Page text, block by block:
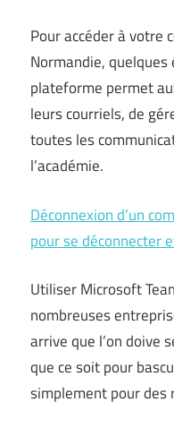
Pour accéder à votre
Normandie,
plateforme permet
leurs courriels, de
toutes les
l’académie.
Déconnexion d’un
pour se déconnecter
Utiliser Microsoft
nombreuses
arrive que l’on doive
que ce soit pour
simplement pour des